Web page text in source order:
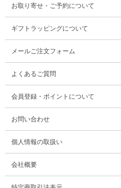
お取り寄せ・ご予約について
ギフトラッピングについて
メールご注文フォーム
よくあるご質問
会員登録・ポイントについて
お問い合わせ
個人情報の取扱い
会社概要